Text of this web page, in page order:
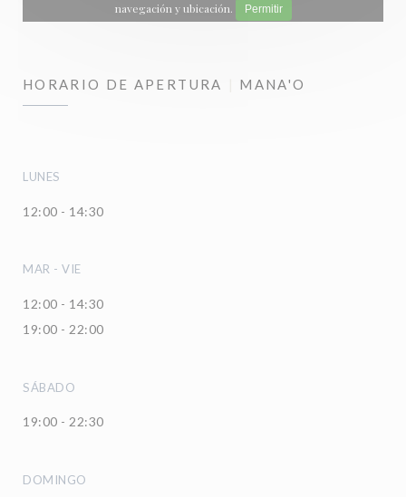
navegación y ubicación.
Permitir
HORARIO DE APERTURA MANA'O
LUNES
12:00 - 14:30
MAR - VIE
12:00 - 14:30
19:00 - 22:00
SÁBADO
19:00 - 22:30
DOMINGO